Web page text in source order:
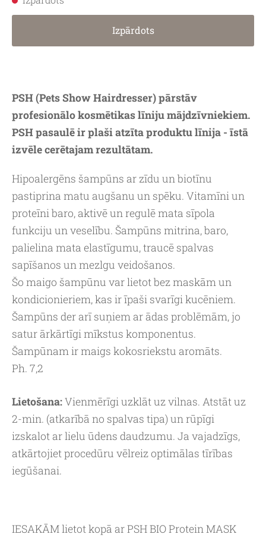
Izpārdots
PSH (Pets Show Hairdresser) pārstāv
profesionālo kosmētikas līniju mājdzīvniekiem.
PSH pasaulē ir plaši atzīta produktu līnija - īstā
izvēle cerētajam rezultātam.
Hipoalergēns šampūns ar zīdu un biotīnu
pastiprina matu augšanu un spēku. Vitamīni un
proteīni baro, aktivē un regulē mata sīpola
funkciju un veselību. Šampūns mitrina, baro,
palielina mata elastīgumu, traucē spalvas
sapīšanos un mezlgu veidošanos.
Šo maigo šampūnu var lietot bez maskām un
kondicionieriem, kas ir īpaši svarīgi kucēniem.
Šampūns der arī suņiem ar ādas problēmām, jo
satur ārkārtīgi mīkstus komponentus.
Šampūnam ir maigs kokosriekstu aromāts.
Ph. 7,2
Lietošana:Vienmērīgi uzklāt uz vilnas. Atstāt uz
2-min. (atkarībā no spalvas tipa) un rūpīgi
izskalot ar lielu ūdens daudzumu. Ja vajadzīgs,
atkārtojiet procedūru vēlreiz optimālas tīrības
iegūšanai.
IESAKĀM lietot kopā ar PSH BIO Protein MASK